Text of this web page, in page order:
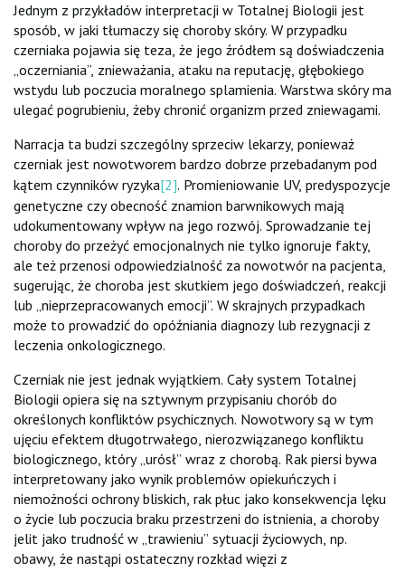
Jednym z przykładów interpretacji w Totalnej Biologii jest
sposób, w jaki tłumaczy się choroby skóry. W przypadku
czerniaka pojawia się teza, że jego źródłem są doświadczenia
„oczerniania”, znieważania, ataku na reputację, głębokiego
wstydu lub poczucia moralnego splamienia. Warstwa skóry ma
ulegać pogrubieniu, żeby chronić organizm przed zniewagami.
Narracja ta budzi szczególny sprzeciw lekarzy, ponieważ
czerniak jest nowotworem bardzo dobrze przebadanym pod
kątem czynników ryzyka[2]. Promieniowanie UV, predyspozycje
genetyczne czy obecność znamion barwnikowych mają
udokumentowany wpływ na jego rozwój. Sprowadzanie tej
choroby do przeżyć emocjonalnych nie tylko ignoruje fakty,
ale też przenosi odpowiedzialność za nowotwór na pacjenta,
sugerując, że choroba jest skutkiem jego doświadczeń, reakcji
lub „nieprzepracowanych emocji”. W skrajnych przypadkach
może to prowadzić do opóźniania diagnozy lub rezygnacji z
leczenia onkologicznego.
Czerniak nie jest jednak wyjątkiem. Cały system Totalnej
Biologii opiera się na sztywnym przypisaniu chorób do
określonych konfliktów psychicznych. Nowotwory są w tym
ujęciu efektem długotrwałego, nierozwiązanego konfliktu
biologicznego, który „urósł” wraz z chorobą. Rak piersi bywa
interpretowany jako wynik problemów opiekuńczych i
niemożności ochrony bliskich, rak płuc jako konsekwencja lęku
o życie lub poczucia braku przestrzeni do istnienia, a choroby
jelit jako trudność w „trawieniu” sytuacji życiowych, np.
obawy, że nastąpi ostateczny rozkład więzi z